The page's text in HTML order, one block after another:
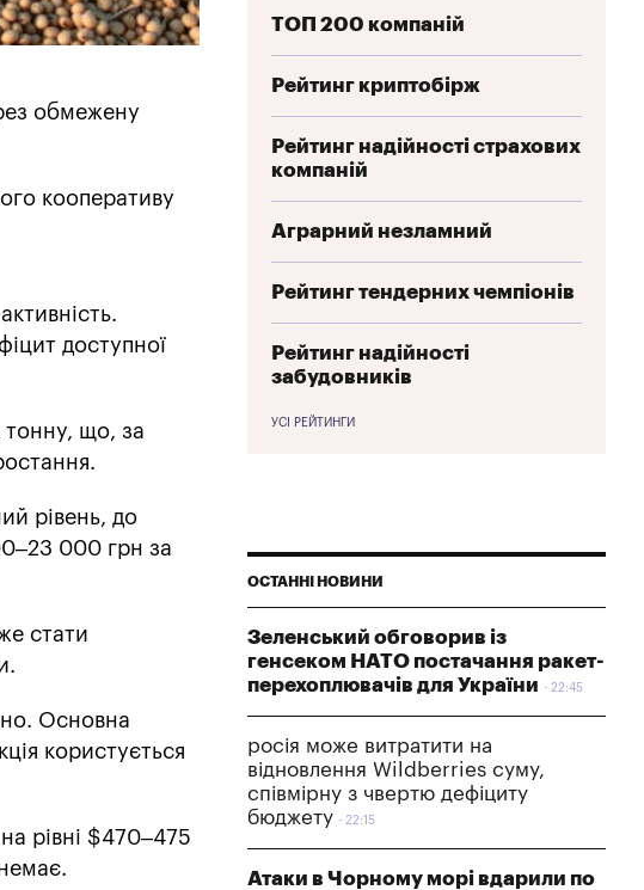
обмежену
кооперативу
доступної
тонну, що, за
рівень, до
000 грн за
стати
Основна
користується
рівні $470–475
ТОП 200 компаній
Рейтинг криптобірж
Рейтинг надійності страхових
компаній
Аграрний незламний
Рейтинг тендерних чемпіонів
Рейтинг надійності
забудовників
УСІ РЕЙТИНГИ
ОСТАННІ НОВИНИ
Зеленський обговорив із
генсеком НАТО постачання ракет-
перехоплювачів для України
22:45
росія може витратити на
відновлення Wildberries суму,
співмірну з чвертю дефіциту
бюджету
22:15
Атаки в Чорному морі вдарили по